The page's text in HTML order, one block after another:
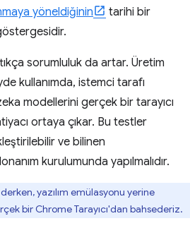
yöneldiğinin
tarihi bir
sorumluluk da artar. Üretim
kullanımda, istemci tarafı
modellerini gerçek bir tarayıcı
ortaya çıkar. Bu testler
ve bilinen
kurulumunda yapılmalıdır.
yazılım emülasyonu yerine
bir Chrome Tarayıcı'dan bahsederiz.